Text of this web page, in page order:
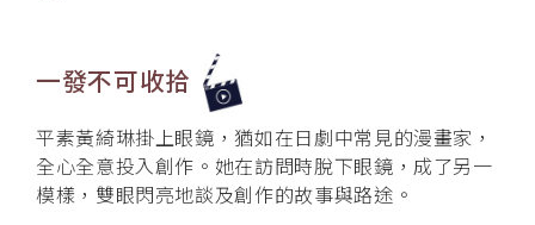
一發不可收拾
平素黃綺琳掛上眼鏡，猶如在日劇中常見的漫畫家，
全心全意投入創作。她在訪問時脫下眼鏡，成了另一
模樣，雙眼閃亮地談及創作的故事與路途。